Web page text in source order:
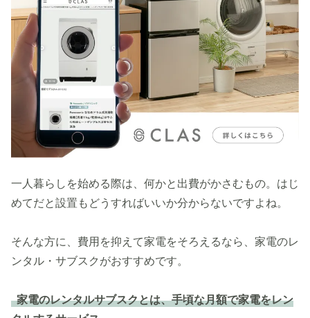
一人暮らしを始める際は、何かと出費がかさむもの。はじ
めてだと設置もどうすればいいか分からないですよね。
そんな方に、費用を抑えて家電をそろえるなら、家電のレ
ンタル・サブスクがおすすめです。
家電のレンタルサブスクとは、手頃な月額で家電をレン